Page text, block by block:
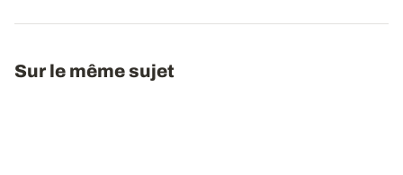
Sur le même sujet